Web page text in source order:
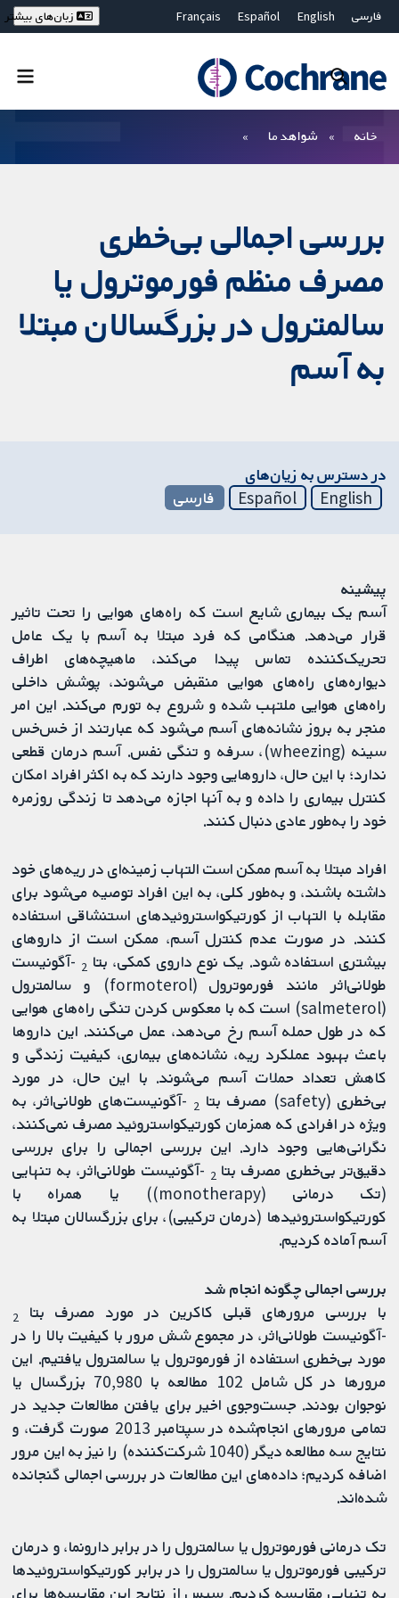
فارسی English
Español
Français
Bahasa Malaysia
ไทย
繁體中文
زبان‌های بیشتر
خانه شواهد ما
بررسی اجمالی بی‌خطری
مصرف منظم فورموترول یا
سالمترول در بزرگسالان مبتلا
به آسم
در دسترس به زیان‌های
English
Español فارسی
پیشینه
آسم یک بیماری شایع است که راه‌های هوایی را تحت تاثیر
قرار می‌دهد. هنگامی که فرد مبتلا به آسم با یک عامل
تحریک‌کننده تماس پیدا می‌کند، ماهیچه‌های اطراف
دیواره‌های راه‌های هوایی منقبض می‌شوند، پوشش داخلی
راه‌های هوایی ملتهب شده و شروع به تورم می‌کند. این امر
منجر به بروز نشانه‌های آسم می‌شود که عبارتند از خس‌خس
سینه (wheezing)، سرفه و تنگی نفس. آسم درمان قطعی
ندارد؛ با این حال، داروهایی وجود دارند که به اکثر افراد امکان
کنترل بیماری را داده و به آنها اجازه می‌دهد تا زندگی روزمره
خود را به‌طور عادی دنبال کنند.
افراد مبتلا به آسم ممکن است التهاب زمینه‌ای در ریه‌های خود
داشته باشند، و به‌طور کلی، به این افراد توصیه می‌شود برای
مقابله با التهاب از کورتیکواستروئیدهای استنشاقی استفاده
کنند. در صورت عدم کنترل آسم، ممکن است از داروهای
بیشتری استفاده شود. یک نوع داروی کمکی، بتا 2 -آگونیست
طولانی‌اثر مانند فورموترول (formoterol) و سالمترول
(salmeterol) است که با معکوس کردن تنگی راه‌های هوایی
که در طول حمله آسم رخ می‌دهد، عمل می‌کنند. این داروها
باعث بهبود عملکرد ریه، نشانه‌های بیماری، کیفیت زندگی و
کاهش تعداد حملات آسم می‌شوند. با این حال، در مورد
بی‌خطری (safety) مصرف بتا
2 -آگونیست‌های طولانی‌اثر، به‌
ویژه در افرادی که همزمان کورتیکواستروئید مصرف نمی‌کنند،
نگرانی‌هایی وجود دارد. این بررسی اجمالی را برای بررسی
دقیق‌تر بی‌خطری مصرف بتا 2 -آگونیست طولانی‌اثر، به‌ تنهایی
(تک درمانی (monotherapy)) یا همراه با
کورتیکواستروئیدها (درمان ترکیبی)، برای بزرگسالان مبتلا به
آسم آماده کردیم.
بررسی اجمالی چگونه انجام شد
با بررسی مرورهای قبلی کاکرین در مورد مصرف بتا
2
-آگونیست طولانی‌اثر، در مجموع شش مرور با کیفیت بالا را در
مورد بی‌خطری استفاده از فورموترول یا سالمترول یافتیم. این
مرورها در کل شامل 102 مطالعه با 70,980 بزرگسال یا
نوجوان بودند. جست‌وجوی اخیر برای یافتن مطالعات جدید در
تمامی مرورهای انجام‌شده در سپتامبر 2013 صورت گرفت، و
نتایج سه مطالعه دیگر (1040 شرکت‌کننده) را نیز به این مرور
اضافه کردیم؛ داده‌های این مطالعات در بررسی اجمالی گنجانده
شده‌اند.
تک درمانی فورموترول یا سالمترول را در برابر دارونما، و درمان
ترکیبی فورموترول یا سالمترول را در برابر کورتیکواستروئیدها
به‌ تنهایی مقایسه کردیم. سپس از نتایج این مقایسه‌ها برای